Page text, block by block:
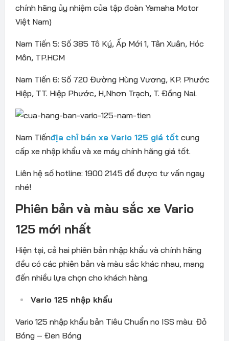
chính hãng ủy nhiệm của tập đoàn Yamaha Motor
Việt Nam)
Nam Tiến 5: Số 385 Tô Ký, Ấp Mới 1, Tân Xuân, Hóc
Môn, TP.HCM
Nam Tiến 6: Số 720 Đường Hùng Vương, KP. Phước
Hiệp, TT. Hiệp Phước, H,Nhơn Trạch, T. Đồng Nai​​​.
Nam Tiếnđịa chỉ bán xe Vario 125 giá tốt cung
cấp xe nhập khẩu và xe máy chính hãng giá tốt.
Liên hệ số hotline: 1900 2145 để được tư vấn ngay
nhé!
Phiên bản và màu sắc xe Vario
125 mới nhất
Hiện tại, cả hai phiên bản nhập khẩu và chính hãng
đều có các phiên bản và màu sắc khác nhau, mang
đến nhiều lựa chọn cho khách hàng.
Vario 125 nhập khẩu
Vario 125 nhập khẩu bản Tiêu Chuẩn no ISS màu: Đỏ
Bóng – Đen Bóng